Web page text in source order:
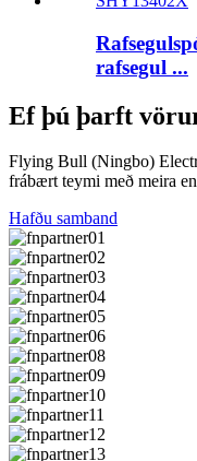
rafsegul ...
Ef þú þarft
Flying Bull (Ningbo)
frábært teymi með meira
Hafðu samband